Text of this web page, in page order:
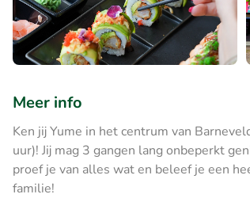
Meer info
Ken jij Yume in het centrum van
uur)! Jij mag 3 gangen lang onbeperkt
proef je van alles wat en beleef je een
familie!